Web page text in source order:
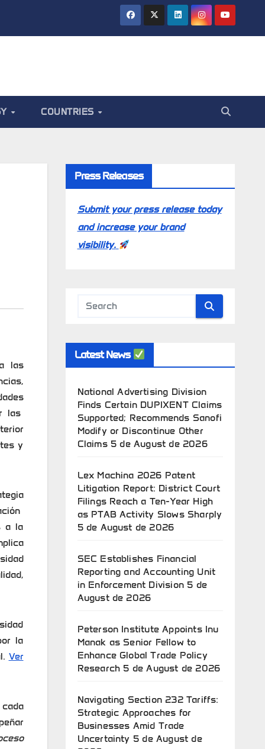
COUNTRIES
las
las
y
a la
la
Ver
Press Releases
Submit your press release today
and increase your brand
visibility.
Latest News
National Advertising Division
Finds Certain DUPIXENT Claims
Supported; Recommends Sanofi
Modify or Discontinue Other
Claims 5 de August de 2026
Lex Machina 2026 Patent
Litigation Report: District Court
Filings Reach a Ten-Year High
as PTAB Activity Slows Sharply
5 de August de 2026
SEC Establishes Financial
Reporting and Accounting Unit
in Enforcement Division 5 de
August de 2026
Peterson Institute Appoints Inu
Manak as Senior Fellow to
Enhance Global Trade Policy
Research 5 de August de 2026
Navigating Section 232 Tariffs:
Strategic Approaches for
Businesses Amid Trade
Uncertainty 5 de August de